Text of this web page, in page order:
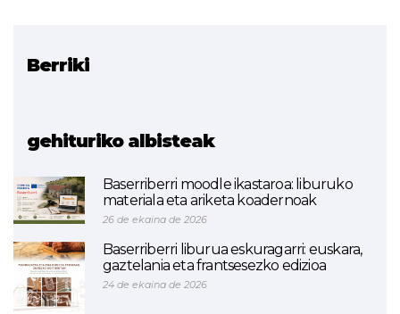
Berriki
gehituriko albisteak
Baserriberri moodle ikastaroa: liburuko
materiala eta ariketa koadernoak
26 de ekaina de 2026
Baserriberri liburua eskuragarri: euskara,
gaztelania eta frantsesezko edizioa
24 de ekaina de 2026